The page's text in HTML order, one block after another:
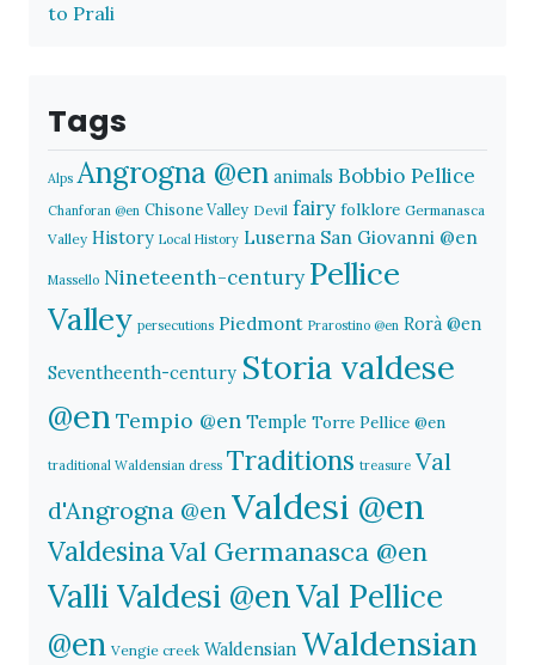
to Prali
Tags
Alps Angrogna @en animals Bobbio Pellice
Chanforan @en Chisone Valley Devil fairy folklore Germanasca
Valley History Local History Luserna San Giovanni @en
Massello Nineteenth-century Pellice
Valley persecutions Piedmont Prarostino @en Rorà @en
Seventheenth-century Storia valdese
@en Tempio @en Temple Torre Pellice @en
traditional Waldensian dress Traditions treasure Val
d'Angrogna @enValdesi @en
ValdesinaVal Germanasca @en
Valli Valdesi @enVal Pellice
@en Vengie creek Waldensian Waldensian